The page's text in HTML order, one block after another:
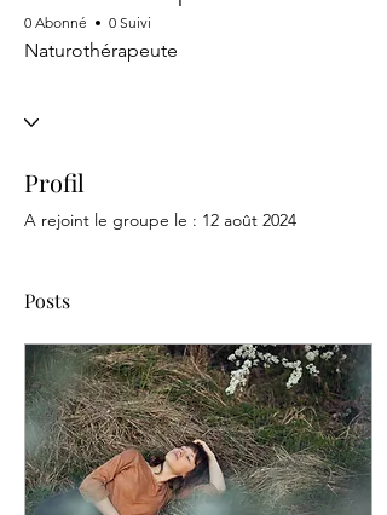
0 Abonné 0 Suivi
Naturothérapeute
Profil
A rejoint le groupe le : 12 août 2024
Posts